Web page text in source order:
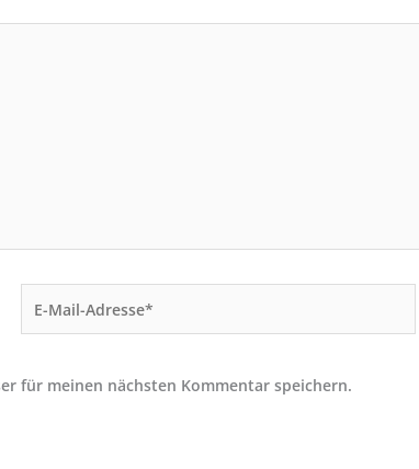
Mail-
für meinen nächsten Kommentar speichern.